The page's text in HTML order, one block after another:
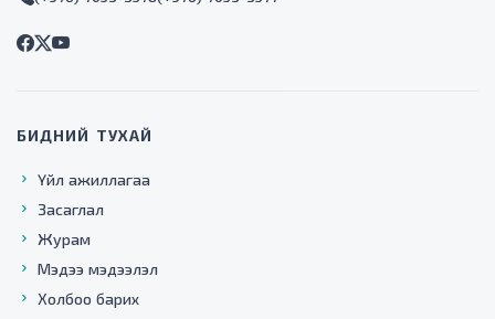
БИДНИЙ ТУХАЙ
Үйл ажиллагаа
Засаглал
Журам
Мэдээ мэдээлэл
Холбоо барих